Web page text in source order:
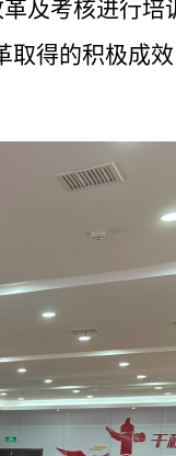
及考核进行培
取得的积极成